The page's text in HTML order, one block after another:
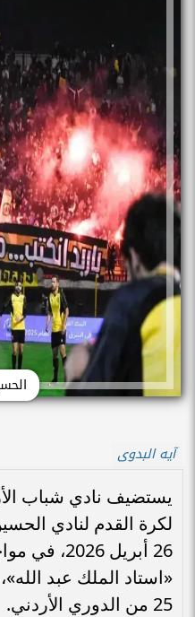
آيه البدوى
يستضيف نادي شباب
لكرة القدم لنادي
26 أبريل
«استاد الملك عبد
25 من الدوري الأردني.